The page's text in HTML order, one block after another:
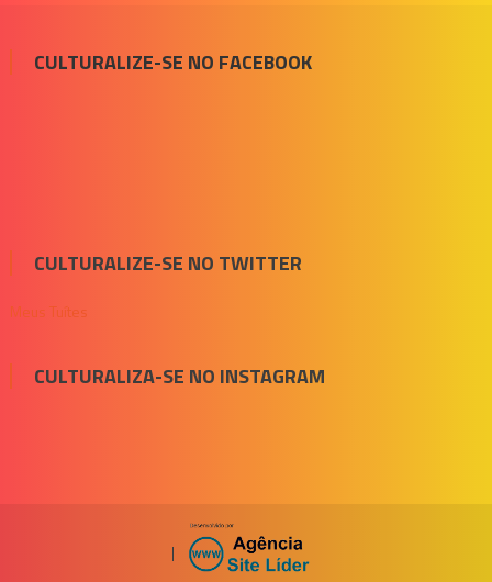
CULTURALIZE-SE NO FACEBOOK
CULTURALIZE-SE NO TWITTER
Meus Tuítes
CULTURALIZA-SE NO INSTAGRAM
|